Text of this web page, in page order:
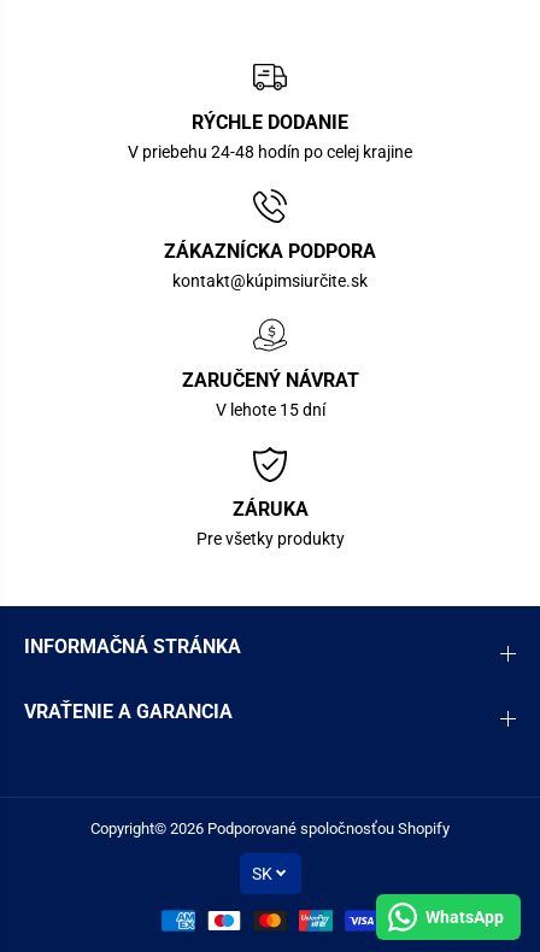
RÝCHLE DODANIE
V priebehu 24-48 hodín po celej krajine
ZÁKAZNÍCKA PODPORA
kontakt@kúpimsiurčite.sk
ZARUČENÝ NÁVRAT
V lehote 15 dní
ZÁRUKA
Pre všetky produkty
INFORMAČNÁ STRÁNKA
VRAŤENIE A GARANCIA
Copyright© 2026 Podporované spoločnosťou Shopify
SK
WhatsApp